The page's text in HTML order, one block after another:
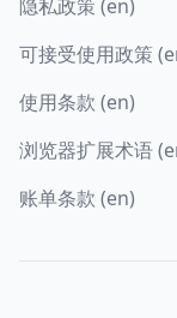
隐私政策 (en)
可接受使用政策
使用条款 (en)
浏览器扩展术语
账单条款 (en)